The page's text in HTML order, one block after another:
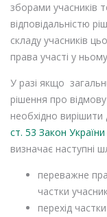
зборами учасників
відповідальністю
складу учасників
права участі у
У разі якщо
рішення про
необхідно
ст. 53 Закон
визначає наступні
переважне
частки
перехід